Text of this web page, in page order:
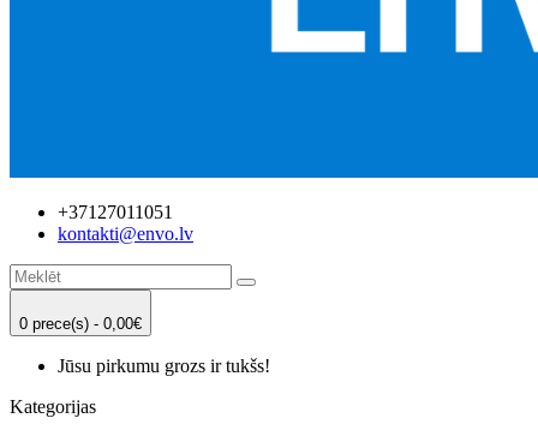
+37127011051
kontakti@envo.lv
0 prece(s) - 0,00€
Jūsu pirkumu grozs ir tukšs!
Kategorijas